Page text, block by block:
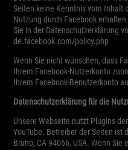
Seiten keine Kenntnis vom Inhalt
Nutzung durch Facebook
Sie in der Datenschutzerklärung
de.facebook.com/policy.php
Wenn Sie nicht wünschen, dass
Ihrem Facebook-Nutzerkonto
Ihrem Facebook-Benutzerkonto
Datenschutzerklärung für die
Unsere Webseite nutzt Plugins
YouTube. Betreiber der Seiten ist
Bruno, CA 94066, USA. Wenn